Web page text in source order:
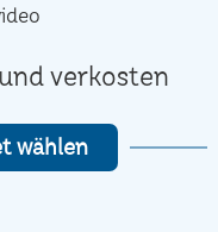
verkosten
wählen